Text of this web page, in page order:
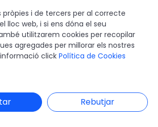
pròpies i de tercers per al correcte
lloc web, i si ens dóna el seu
utilitzarem cookies per recopilar
agregades per millorar els nostres
click Política de Cookies
Rebutjar